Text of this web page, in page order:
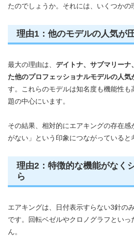
たのでしょうか。それには、いくつかの
理由1：他のモデルの人気が
最大の理由は、 デイトナ、サブマリー
た他のプロフェッショナルモデルの人気
す。これらのモデルは知名度も機能性
題の中心にいます。
その結果、相対的にエアキングの存在
がない」という印象につながっていると
理由2：特徴的な機能がなく
ら
エアキングは、日付表示すらない3針の
です。回転ベゼルやクロノグラフとい
ん。